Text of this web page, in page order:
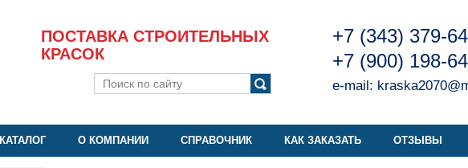
+7 (343) 379-
+7 (900) 198-
e-mail:
ПОСТАВКА СТРОИТЕЛЬНЫХ
КРАСОК
КАТАЛОГ О КОМПАНИИ СПРАВОЧНИК КАК ЗАКАЗАТЬ ОТЗЫВЫ